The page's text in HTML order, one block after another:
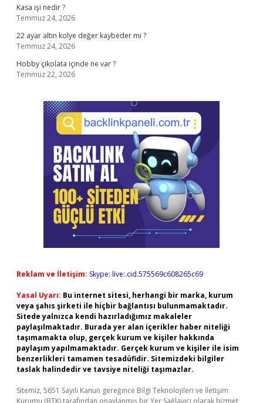
Kasa işi nedir ?
Temmuz 24, 2026
22 ayar altın kolye değer kaybeder mi ?
Temmuz 24, 2026
Hobby çikolata içinde ne var ?
Temmuz 22, 2026
Reklam ve İletişim: Skype: live:.cid.575569c608265c69
Yasal Uyarı: Bu internet sitesi, herhangi bir marka, kurum
veya şahıs şirketi ile hiçbir bağlantısı bulunmamaktadır.
Sitede yalnızca kendi hazırladığımız makaleler
paylaşılmaktadır. Burada yer alan içerikler haber niteliği
taşımamakta olup, gerçek kurum ve kişiler hakkında
paylaşım yapılmamaktadır. Gerçek kurum ve kişiler ile isim
benzerlikleri tamamen tesadüfidir. Sitemizdeki bilgiler
taslak halindedir ve tavsiye niteliği taşımazlar.
Sitemiz, 5651 Sayılı Kanun gereğince Bilgi Teknolojileri ve İletişim
Kurumu (BTK) tarafından onaylanmış bir Yer Sağlayıcı olarak hizmet